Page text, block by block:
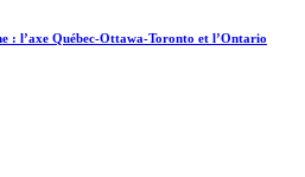
: l’axe Québec-Ottawa-Toronto et l’Ontario